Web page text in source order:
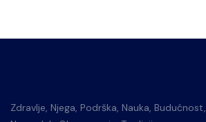
Zdravlje, Njega, Podrška, Nauka, Budućnost,